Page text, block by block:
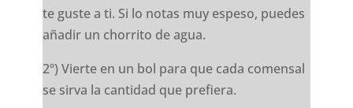
te guste a ti. Si lo notas muy espeso, puedes
añadir un chorrito de agua.
2º) Vierte en un bol para que cada comensal
se sirva la cantidad que prefiera.